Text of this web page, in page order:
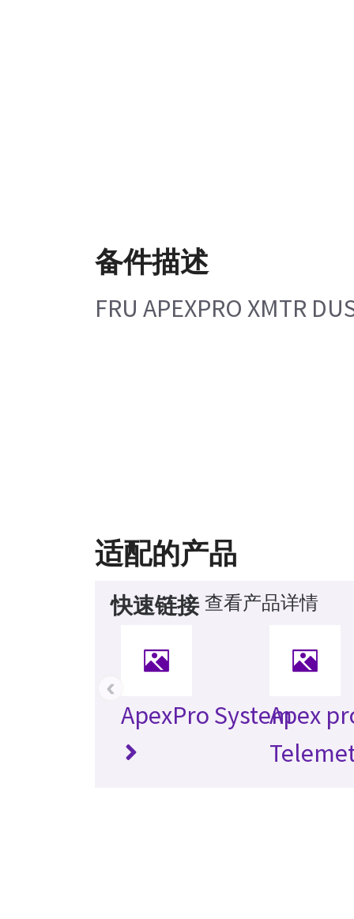
备件描述
FRU APEXPRO XMTR
适配的产品
快速链接 查看产品详情
ApexPro SystemApex
‹